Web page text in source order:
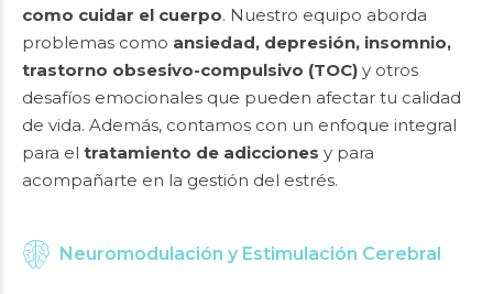
como cuidar el cuerpo. Nuestro equipo aborda
problemas como ansiedad, depresión, insomnio,
trastorno obsesivo-compulsivo (TOC) y otros
desafíos emocionales que pueden afectar tu calidad
de vida. Además, contamos con un enfoque integral
para el tratamiento de adicciones y para
acompañarte en la gestión del estrés.
Neuromodulación y Estimulación Cerebral